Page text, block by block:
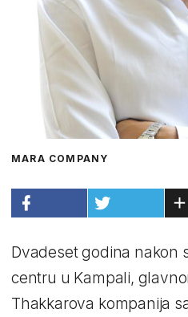
MARA COMPANY
Dvadeset godina nakon
centru u Kampali,
Thakkarova kompanija